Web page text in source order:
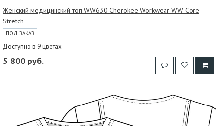
Женский медицинский топ WW630 Cherokee Workwear WW Core
Stretch
ПОД ЗАКАЗ
Доступно в 9 цветах
5 800 руб.